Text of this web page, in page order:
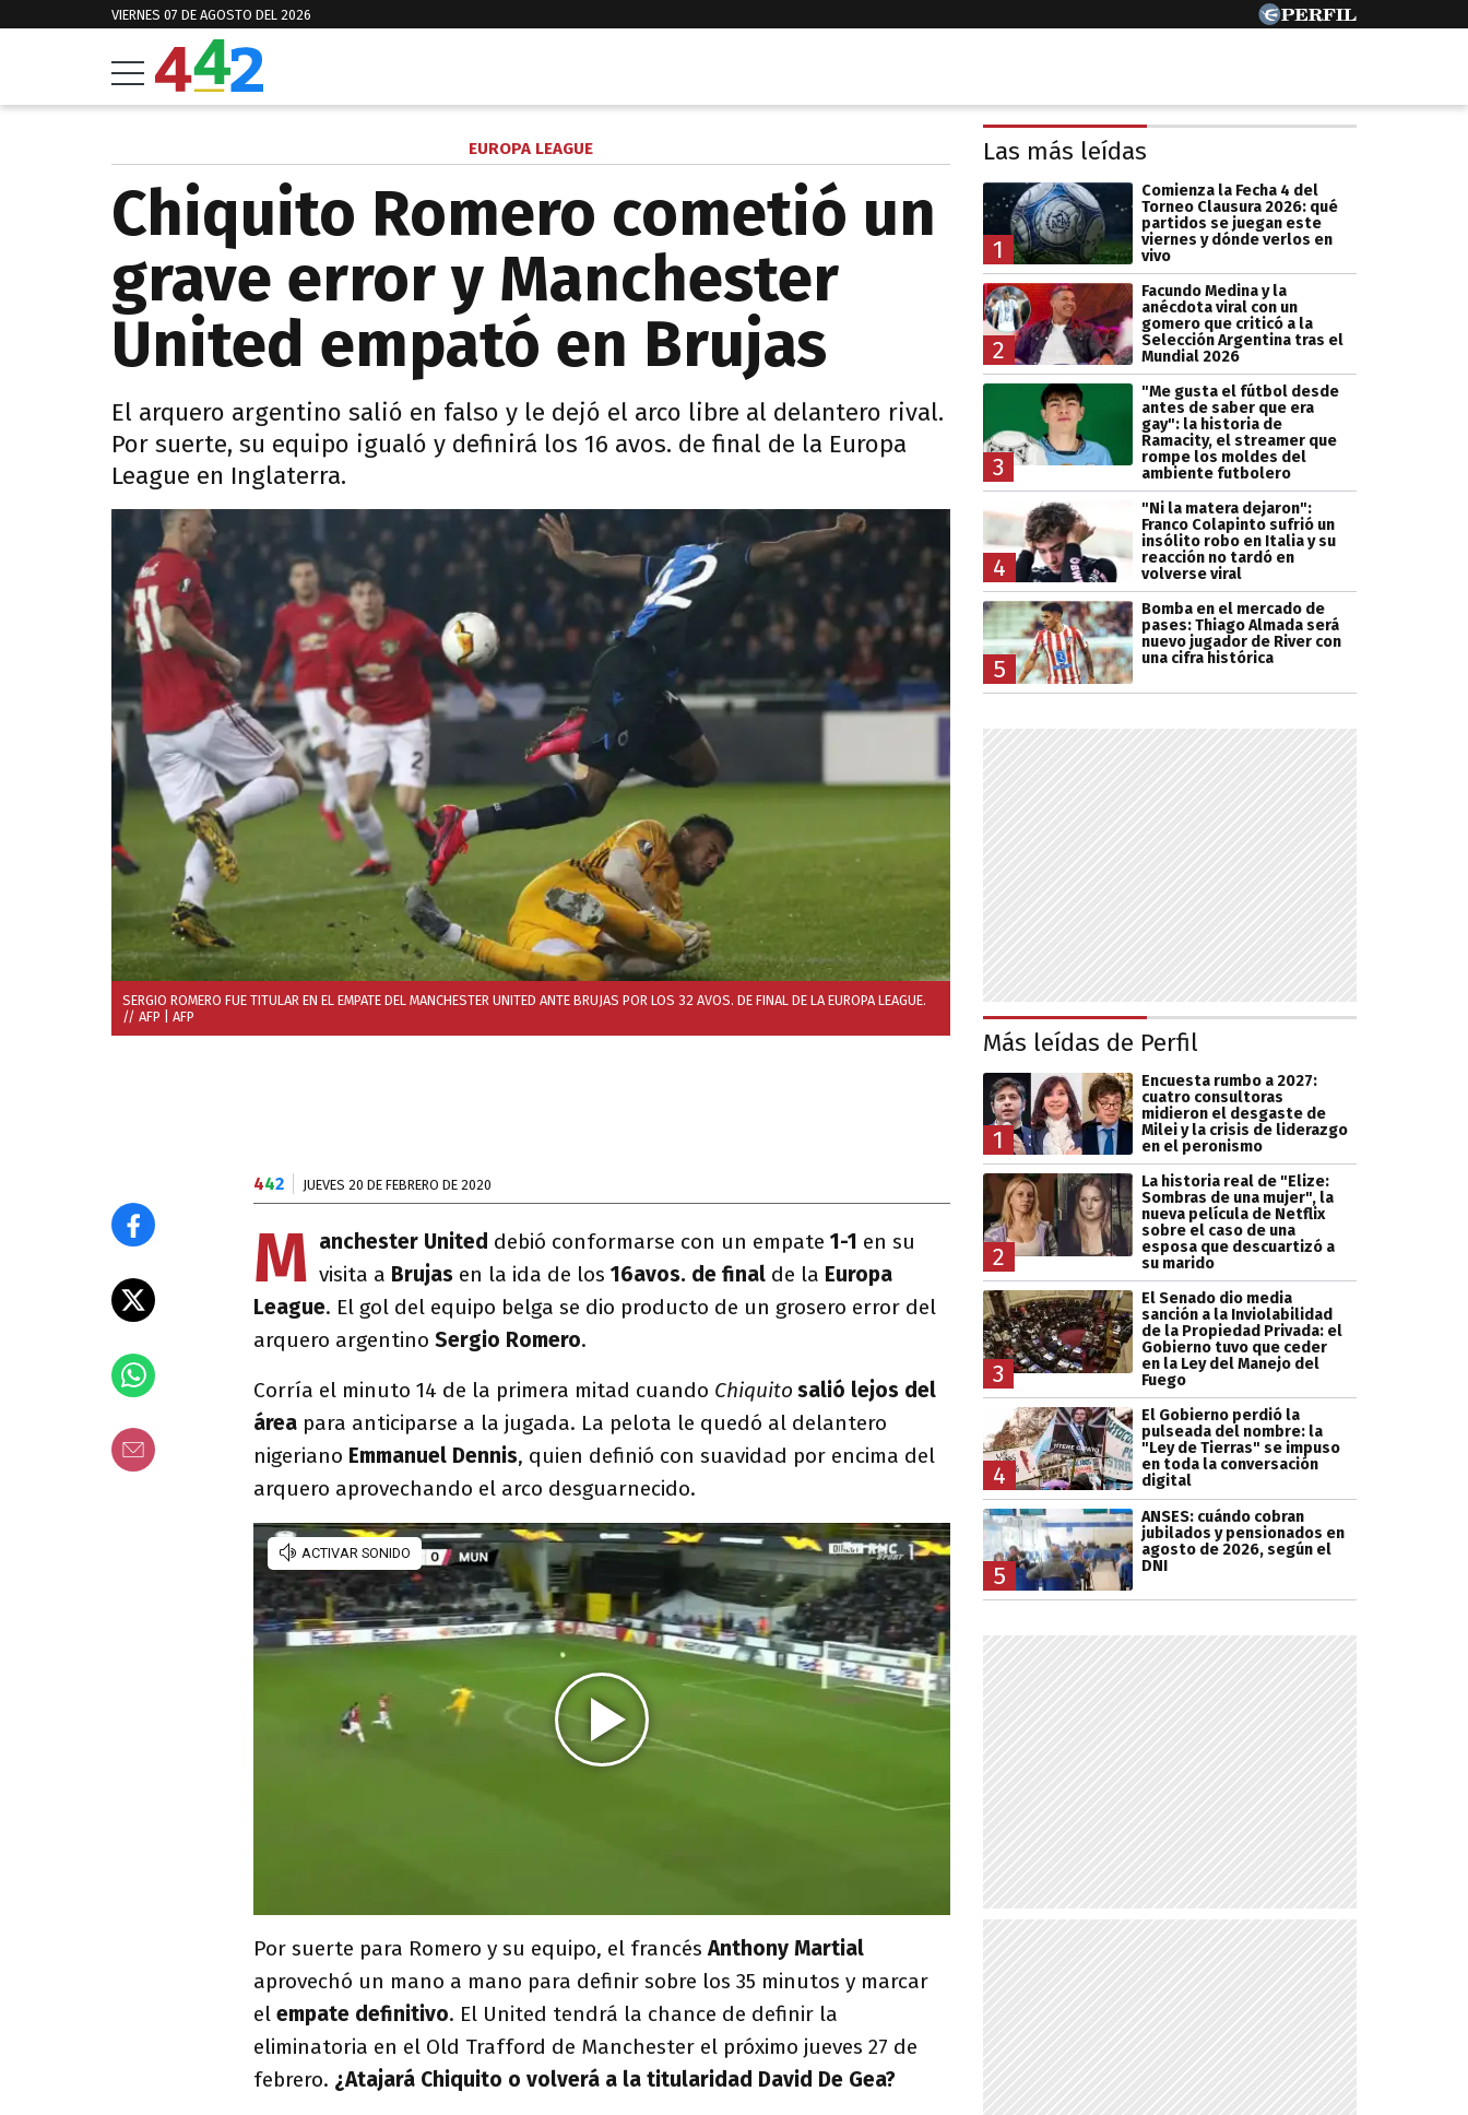
VIERNES 07 DE AGOSTO DEL 2026
EUROPA LEAGUE
Chiquito Romero cometió un
grave error y Manchester
United empató en Brujas
El arquero argentino salió en falso y le dejó el arco libre al delantero rival.
Por suerte, su equipo igualó y definirá los 16 avos. de final de la Europa
League en Inglaterra.
SERGIO ROMERO FUE TITULAR EN EL EMPATE DEL MANCHESTER UNITED ANTE BRUJAS POR LOS 32 AVOS. DE FINAL DE LA EUROPA LEAGUE.
// AFP | AFP
442 JUEVES 20 DE FEBRERO DE 2020
M anchester United debió conformarse con un empate 1-1 en su
visita a Brujas en la ida de los 16avos. de final de la Europa
League. El gol del equipo belga se dio producto de un grosero error del
arquero argentino Sergio Romero.
Corría el minuto 14 de la primera mitad cuando Chiquito salió lejos del
área para anticiparse a la jugada. La pelota le quedó al delantero
nigeriano Emmanuel Dennis, quien definió con suavidad por encima del
arquero aprovechando el arco desguarnecido.
Por suerte para Romero y su equipo, el francésAnthony Martial
aprovechó un mano a mano para definir sobre los 35 minutos y marcar
el empate definitivo. El United tendrá la chance de definir la
eliminatoria en el Old Trafford de Manchester el próximo jueves 27 de
febrero. ¿Atajará Chiquito o volverá a la titularidad David De Gea?
Las más leídas
1
Comienza la Fecha 4 del
Torneo Clausura 2026: qué
partidos se juegan este
viernes y dónde verlos en
vivo
2
Facundo Medina y la
anécdota viral con un
gomero que criticó a la
Selección Argentina tras el
Mundial 2026
3
"Me gusta el fútbol desde
antes de saber que era
gay": la historia de
Ramacity, el streamer que
rompe los moldes del
ambiente futbolero
4
"Ni la matera dejaron":
Franco Colapinto sufrió un
insólito robo en Italia y su
reacción no tardó en
volverse viral
5
Bomba en el mercado de
pases: Thiago Almada será
nuevo jugador de River con
una cifra histórica
Más leídas de Perfil
1
Encuesta rumbo a 2027:
cuatro consultoras
midieron el desgaste de
Milei y la crisis de liderazgo
en el peronismo
2
La historia real de "Elize:
Sombras de una mujer", la
nueva película de Netflix
sobre el caso de una
esposa que descuartizó a
su marido
3
El Senado dio media
sanción a la Inviolabilidad
de la Propiedad Privada: el
Gobierno tuvo que ceder
en la Ley del Manejo del
Fuego
4
El Gobierno perdió la
pulseada del nombre: la
"Ley de Tierras" se impuso
en toda la conversación
digital
5
ANSES: cuándo cobran
jubilados y pensionados en
agosto de 2026, según el
DNI